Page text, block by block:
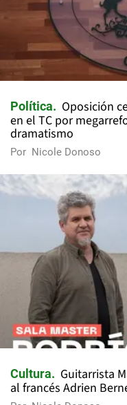
Política
Oposición
en el TC por
dramatismo
Por Nicole Donoso
Cultura
Guitarrista
al francés Adrien